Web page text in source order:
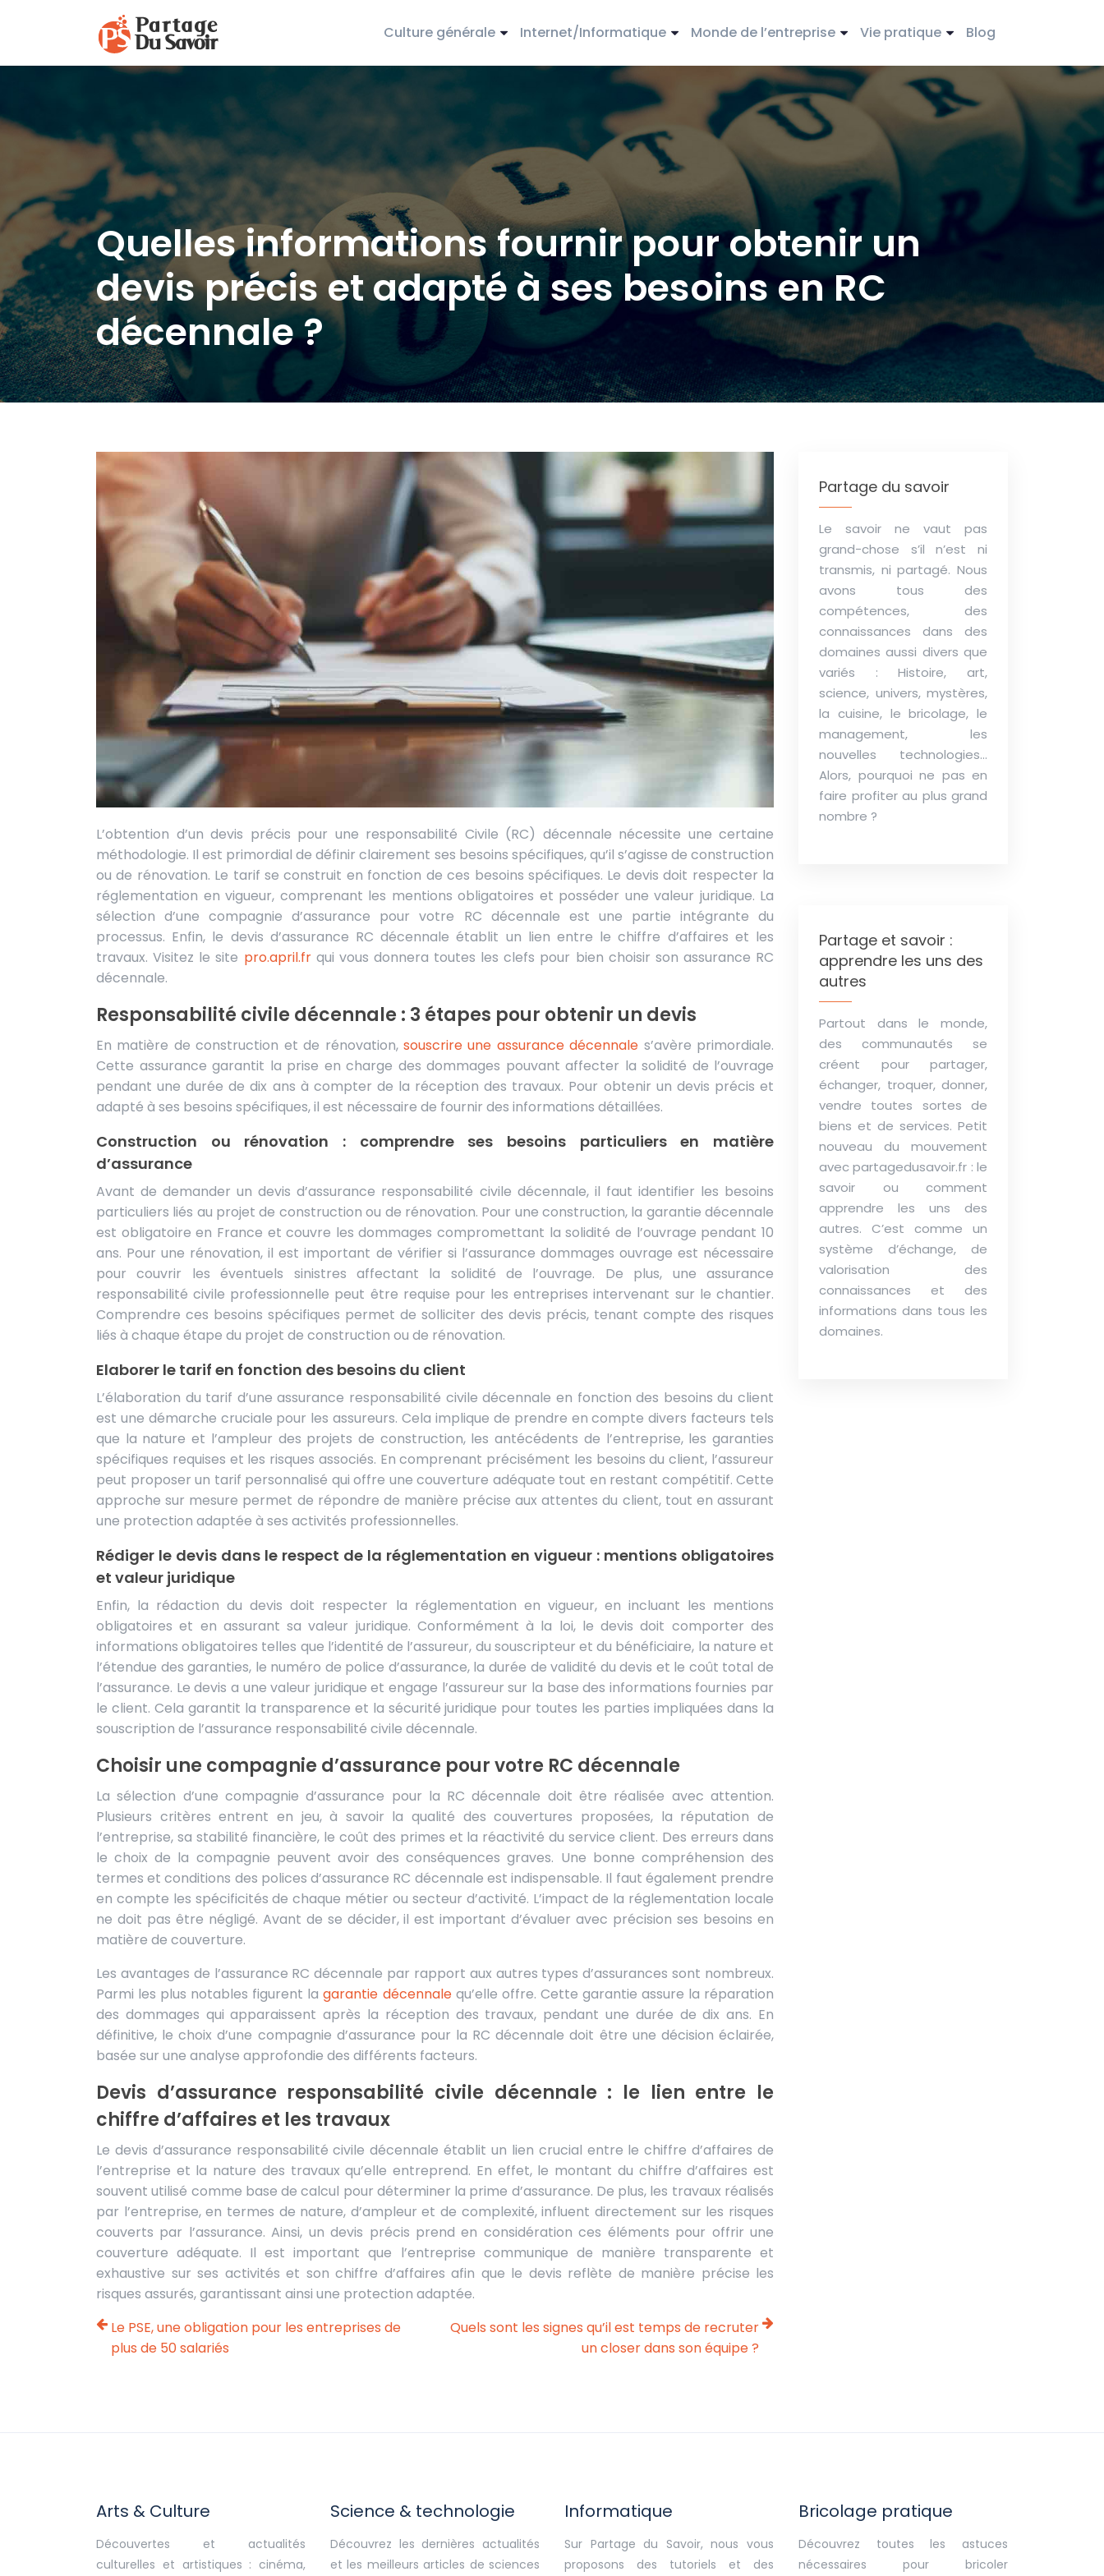
Culture générale Internet/Informatique Monde de l’entreprise Vie pratique Blog
Quelles informations fournir pour obtenir un
devis précis et adapté à ses besoins en RC
décennale ?
L’obtention d’un devis précis pour une responsabilité Civile (RC) décennale nécessite une certaine
méthodologie. Il est primordial de définir clairement ses besoins spécifiques, qu’il s’agisse de construction
ou de rénovation. Le tarif se construit en fonction de ces besoins spécifiques. Le devis doit respecter la
réglementation en vigueur, comprenant les mentions obligatoires et posséder une valeur juridique. La
sélection d’une compagnie d’assurance pour votre RC décennale est une partie intégrante du
processus. Enfin, le devis d’assurance RC décennale établit un lien entre le chiffre d’affaires et les
travaux. Visitez le site pro.april.frqui vous donnera toutes les clefs pour bien choisir son assurance RC
décennale.
Responsabilité civile décennale : 3 étapes pour obtenir un devis
En matière de construction et de rénovation, souscrire une assurance décennale s’avère primordiale.
Cette assurance garantit la prise en charge des dommages pouvant affecter la solidité de l’ouvrage
pendant une durée de dix ans à compter de la réception des travaux. Pour obtenir un devis précis et
adapté à ses besoins spécifiques, il est nécessaire de fournir des informations détaillées.
Construction ou rénovation : comprendre ses besoins particuliers en matière
d’assurance
Avant de demander un devis d’assurance responsabilité civile décennale, il faut identifier les besoins
particuliers liés au projet de construction ou de rénovation. Pour une construction, la garantie décennale
est obligatoire en France et couvre les dommages compromettant la solidité de l’ouvrage pendant 10
ans. Pour une rénovation, il est important de vérifier si l’assurance dommages ouvrage est nécessaire
pour couvrir les éventuels sinistres affectant la solidité de l’ouvrage. De plus, une assurance
responsabilité civile professionnelle peut être requise pour les entreprises intervenant sur le chantier.
Comprendre ces besoins spécifiques permet de solliciter des devis précis, tenant compte des risques
liés à chaque étape du projet de construction ou de rénovation.
Elaborer le tarif en fonction des besoins du client
L’élaboration du tarif d’une assurance responsabilité civile décennale en fonction des besoins du client
est une démarche cruciale pour les assureurs. Cela implique de prendre en compte divers facteurs tels
que la nature et l’ampleur des projets de construction, les antécédents de l’entreprise, les garanties
spécifiques requises et les risques associés. En comprenant précisément les besoins du client, l’assureur
peut proposer un tarif personnalisé qui offre une couverture adéquate tout en restant compétitif. Cette
approche sur mesure permet de répondre de manière précise aux attentes du client, tout en assurant
une protection adaptée à ses activités professionnelles.
Rédiger le devis dans le respect de la réglementation en vigueur : mentions obligatoires
et valeur juridique
Enfin, la rédaction du devis doit respecter la réglementation en vigueur, en incluant les mentions
obligatoires et en assurant sa valeur juridique. Conformément à la loi, le devis doit comporter des
informations obligatoires telles que l’identité de l’assureur, du souscripteur et du bénéficiaire, la nature et
l’étendue des garanties, le numéro de police d’assurance, la durée de validité du devis et le coût total de
l’assurance. Le devis a une valeur juridique et engage l’assureur sur la base des informations fournies par
le client. Cela garantit la transparence et la sécurité juridique pour toutes les parties impliquées dans la
souscription de l’assurance responsabilité civile décennale.
Choisir une compagnie d’assurance pour votre RC décennale
La sélection d’une compagnie d’assurance pour la RC décennale doit être réalisée avec attention.
Plusieurs critères entrent en jeu, à savoir la qualité des couvertures proposées, la réputation de
l’entreprise, sa stabilité financière, le coût des primes et la réactivité du service client. Des erreurs dans
le choix de la compagnie peuvent avoir des conséquences graves. Une bonne compréhension des
termes et conditions des polices d’assurance RC décennale est indispensable. Il faut également prendre
en compte les spécificités de chaque métier ou secteur d’activité. L’impact de la réglementation locale
ne doit pas être négligé. Avant de se décider, il est important d’évaluer avec précision ses besoins en
matière de couverture.
Les avantages de l’assurance RC décennale par rapport aux autres types d’assurances sont nombreux.
Parmi les plus notables figurent lagarantie décennalequ’elle offre. Cette garantie assure la réparation
des dommages qui apparaissent après la réception des travaux, pendant une durée de dix ans. En
définitive, le choix d’une compagnie d’assurance pour la RC décennale doit être une décision éclairée,
basée sur une analyse approfondie des différents facteurs.
Devis d’assurance responsabilité civile décennale : le lien entre le
chiffre d’affaires et les travaux
Le devis d’assurance responsabilité civile décennale établit un lien crucial entre le chiffre d’affaires de
l’entreprise et la nature des travaux qu’elle entreprend. En effet, le montant du chiffre d’affaires est
souvent utilisé comme base de calcul pour déterminer la prime d’assurance. De plus, les travaux réalisés
par l’entreprise, en termes de nature, d’ampleur et de complexité, influent directement sur les risques
couverts par l’assurance. Ainsi, un devis précis prend en considération ces éléments pour offrir une
couverture adéquate. Il est important que l’entreprise communique de manière transparente et
exhaustive sur ses activités et son chiffre d’affaires afin que le devis reflète de manière précise les
risques assurés, garantissant ainsi une protection adaptée.
Le PSE, une obligation pour les entreprises de
plus de 50 salariés
Quels sont les signes qu’il est temps de recruter
un closer dans son équipe ?
Partage du savoir
Le savoir ne vaut pas
grand-chose s’il n’est ni
transmis, ni partagé. Nous
avons tous des
compétences, des
connaissances dans des
domaines aussi divers que
variés : Histoire, art,
science, univers, mystères,
la cuisine, le bricolage, le
management, les
nouvelles technologies…
Alors, pourquoi ne pas en
faire profiter au plus grand
nombre ?
Partage et savoir :
apprendre les uns des
autres
Partout dans le monde,
des communautés se
créent pour partager,
échanger, troquer, donner,
vendre toutes sortes de
biens et de services. Petit
nouveau du mouvement
avec partagedusavoir.fr : le
savoir ou comment
apprendre les uns des
autres. C’est comme un
système d’échange, de
valorisation des
connaissances et des
informations dans tous les
domaines.
Arts & Culture
Découvertes et actualités
culturelles et artistiques : cinéma,
Science & technologie
Découvrez les dernières actualités
et les meilleurs articles de sciences
Informatique
Sur Partage du Savoir, nous vous
proposons des tutoriels et des
Bricolage pratique
Découvrez toutes les astuces
nécessaires pour bricoler